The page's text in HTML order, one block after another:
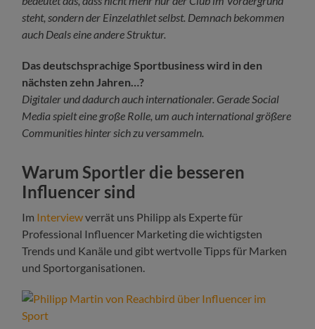
steht, sondern der Einzelathlet selbst. Demnach bekommen
auch Deals eine andere Struktur.
Das deutschsprachige Sportbusiness wird in den
nächsten zehn Jahren…?
Digitaler und dadurch auch internationaler. Gerade Social
Media spielt eine große Rolle, um auch international größere
Communities hinter sich zu versammeln.
Warum Sportler die besseren
Influencer sind
Im Interviewverrät uns Philipp als Experte für
Professional Influencer Marketing die wichtigsten
Trends und Kanäle und gibt wertvolle Tipps für Marken
und Sportorganisationen.